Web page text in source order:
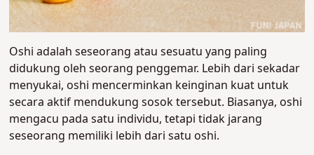
Oshi adalah seseorang atau sesuatu yang paling
didukung oleh seorang penggemar. Lebih dari sekadar
menyukai, oshi mencerminkan keinginan kuat untuk
secara aktif mendukung sosok tersebut. Biasanya, oshi
mengacu pada satu individu, tetapi tidak jarang
seseorang memiliki lebih dari satu oshi.